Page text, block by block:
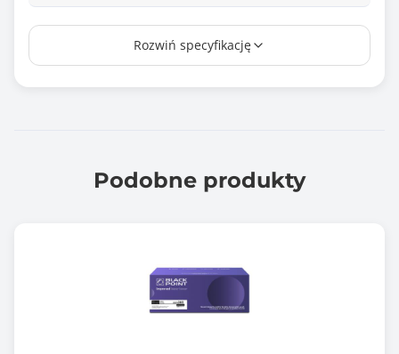
Kompatybilny z modelami
Brother DCP-B7520DW, DCPB7520DW, HL-B2080DW,
HLB2080DW,
MFC-B7715DW, MFC-B7715DW, MFCB7715D
Rozwiń specyfikację
Podobne produkty